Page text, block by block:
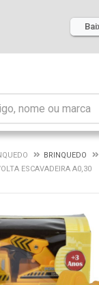
BRINQUEDO
ESCAVADEIRA A0,30